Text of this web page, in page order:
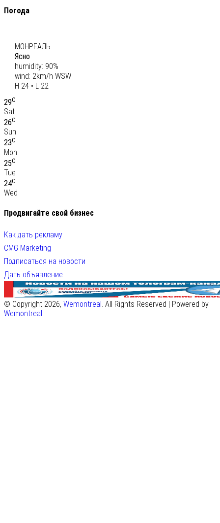
Погода
МОНРЕАЛЬ
Ясно
humidity: 90%
wind: 2km/h WSW
H 24 • L 22
29C
Sat
26C
Sun
23C
Mon
25C
Tue
24C
Wed
Продвигайте свой бизнес
Как дать рекламу
CMG Marketing
Подписаться на новости
Дать объявление
© Copyright 2026, Wemontreal. All Rights Reserved | Powered by
Wemontreal